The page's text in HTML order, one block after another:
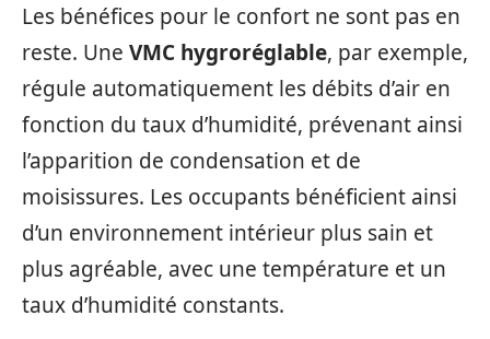
Les bénéfices pour le confort ne sont pas en
reste. Une VMC hygroréglable, par exemple,
régule automatiquement les débits d’air en
fonction du taux d’humidité, prévenant ainsi
l’apparition de condensation et de
moisissures. Les occupants bénéficient ainsi
d’un environnement intérieur plus sain et
plus agréable, avec une température et un
taux d’humidité constants.